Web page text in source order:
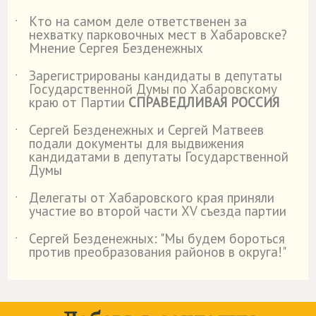
˙ Кто на самом деле ответственен за
нехватку парковочных мест в Хабаровске?
Мнение Сергея Безденежных
˙
Зарегистрированы кандидаты в депутаты
Государственной Думы по Хабаровскому
краю от Партии СПРАВЕДЛИВАЯ РОССИЯ
˙
Сергей Безденежных и Сергей Матвеев
подали документы для выдвижения
кандидатами в депутаты Государственной
Думы
˙
Делегаты от Хабаровского края приняли
участие во второй части XV съезда партии
˙
Сергей Безденежных: "Мы будем бороться
против преобразования районов в округа!"